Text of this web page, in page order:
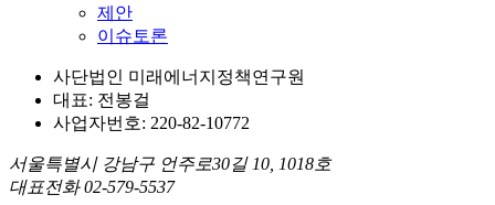
제안
이슈토론
사단법인 미래에너지정책연구원
대표: 전봉걸
사업자번호: 220-82-10772
서울특별시 강남구 언주로30길 10, 1018호
대표전화 02-579-5537